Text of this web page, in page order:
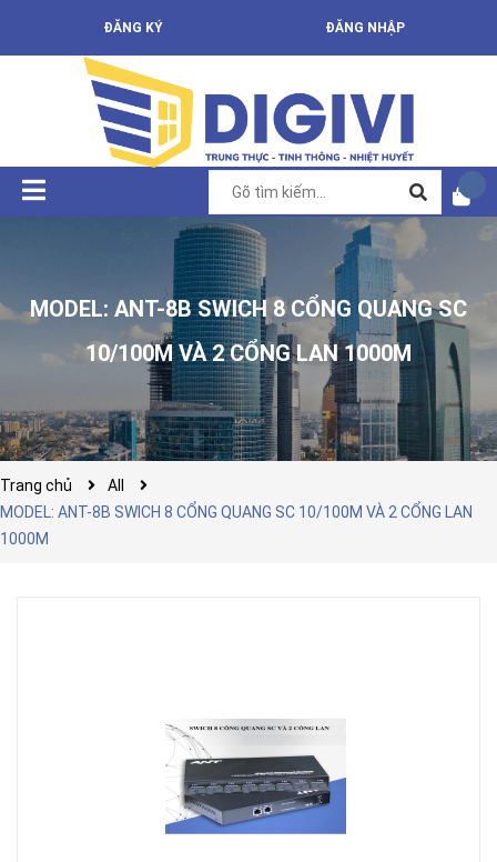
ĐĂNG KÝ ĐĂNG NHẬP
MODEL: ANT-8B SWICH 8 CỔNG QUANG SC
10/100M VÀ 2 CỔNG LAN 1000M
Trang chủ
All
MODEL: ANT-8B SWICH 8 CỔNG QUANG SC 10/100M VÀ 2 CỔNG LAN
1000M